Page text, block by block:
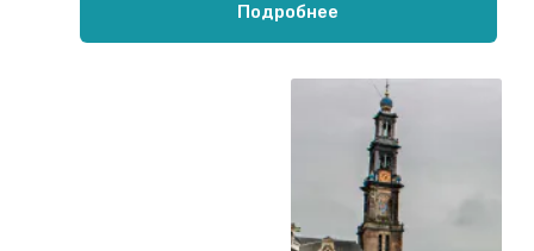
Подробнее